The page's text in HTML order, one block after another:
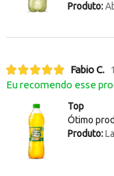
Produto:
Fabio C.
Eu recomendo esse
Top
Ótimo
Produto: